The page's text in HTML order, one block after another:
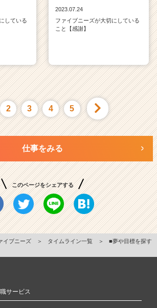
している
2023.07.24
ファイブニーズが大切にしている
こと【感謝】
2 3 4 5
仕事をみる
このページをシェアする
イブニーズ ＞ タイムライン一覧 ＞
■夢や目標を探す
サービス